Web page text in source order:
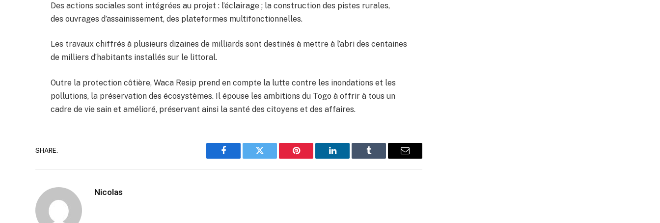
Des actions sociales sont intégrées au projet : l’éclairage ; la construction des pistes rurales,
des ouvrages d’assainissement, des plateformes multifonctionnelles.
Les travaux chiffrés à plusieurs dizaines de milliards sont destinés à mettre à l’abri des centaines
de milliers d’habitants installés sur le littoral.
Outre la protection côtière, Waca Resip prend en compte la lutte contre les inondations et les
pollutions, la préservation des écosystèmes. Il épouse les ambitions du Togo à offrir à tous un
cadre de vie sain et amélioré, préservant ainsi la santé des citoyens et des affaires.
SHARE.
Facebook Twitter Pinterest LinkedIn Tumblr Email
Nicolas